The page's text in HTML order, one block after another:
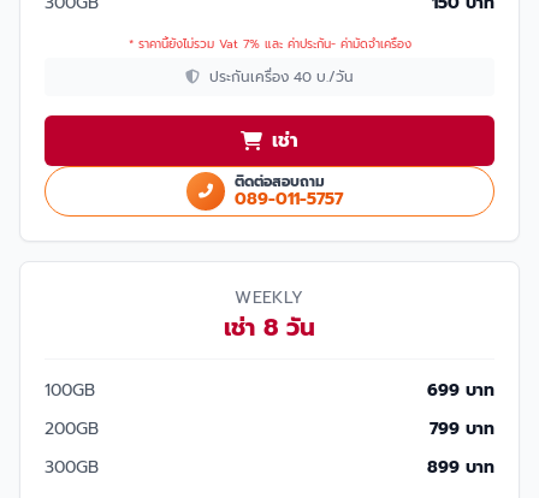
* ราคานี้ยังไม่รวม Vat 7% และ ค่าประกัน- ค่ามัดจำเครื่อง
ประกันเครื่อง 40 บ./วัน
เช่า
ติดต่อสอบถาม
089-011-5757
WEEKLY
เช่า 8 วัน
100GB
699 บาท
200GB
799 บาท
300GB
899 บาท